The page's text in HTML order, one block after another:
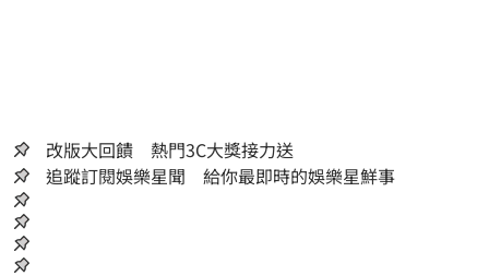
改版大回饋 熱門3C大獎接力送
追蹤訂閱娛樂星聞 給你最即時的娛樂星鮮事